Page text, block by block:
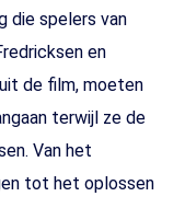
die spelers van
en
de film, moeten
terwijl ze de
Van het
tot het oplossen